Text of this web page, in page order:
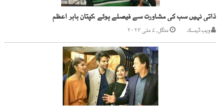
ذاتی نہیں سب کی مشاورت سے فیصلے ہوئے ،کپتان بابر اعظم
ویب ڈیسک منگل, ۷ مئی ۲۰۲۴